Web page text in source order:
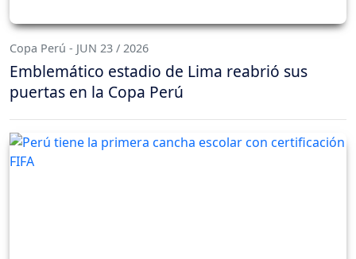
Copa Perú - JUN 23 / 2026
Emblemático estadio de Lima reabrió sus
puertas en la Copa Perú